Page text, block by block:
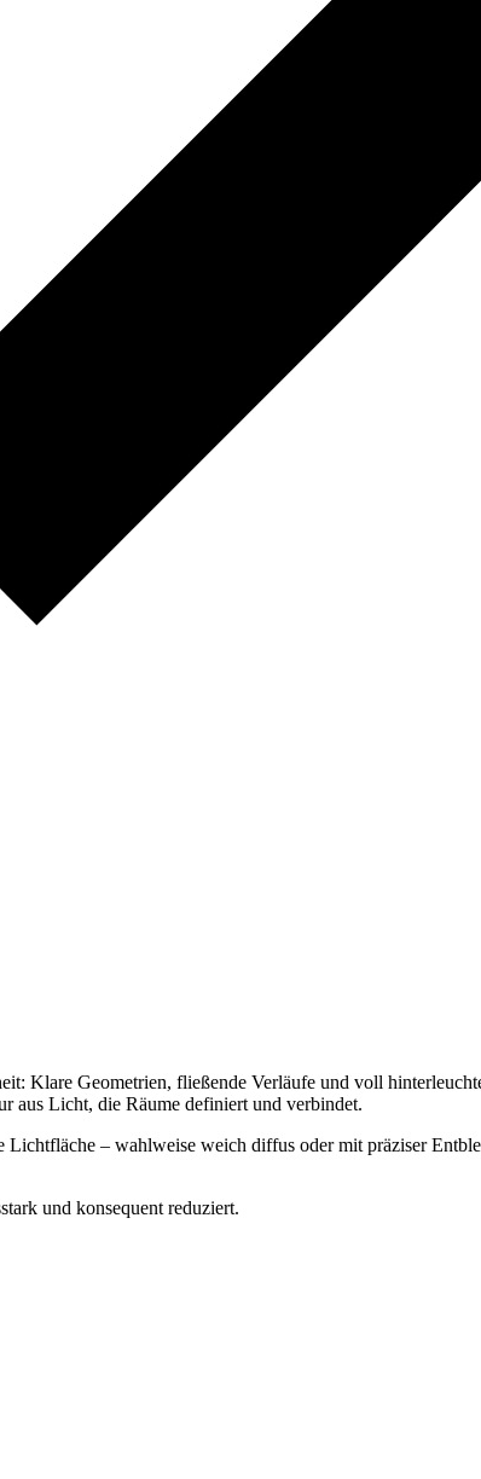
Klare Geometrien, fließende Verläufe und voll
aus Licht, die Räume definiert und verbindet.
– wahlweise weich diffus oder mit präziser
und konsequent reduziert.